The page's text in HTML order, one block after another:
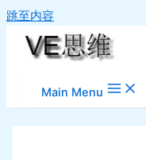
跳至内容
Main Menu